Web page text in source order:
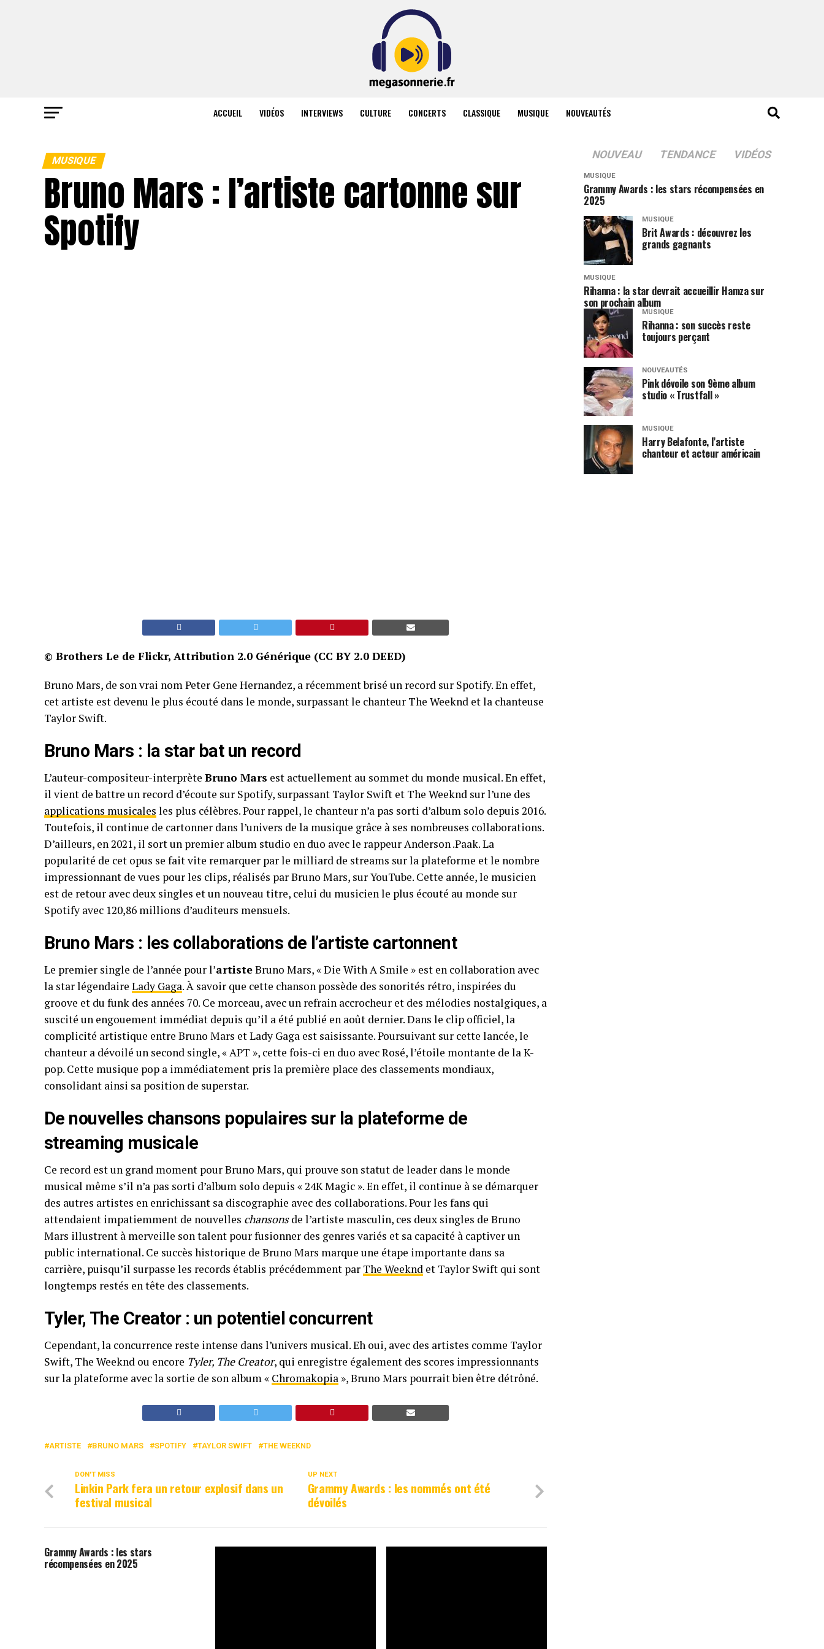
ACCUEIL VIDÉOS INTERVIEWS CULTURE CONCERTS CLASSIQUE MUSIQUE NOUVEAUTÉS
MUSIQUE
Bruno Mars : l’artiste cartonne sur
Spotify
© Brothers Le de Flickr, Attribution 2.0 Générique (CC BY 2.0 DEED)
Bruno Mars, de son vrai nom Peter Gene Hernandez, a récemment brisé un record sur Spotify. En effet,
cet artiste est devenu le plus écouté dans le monde, surpassant le chanteur The Weeknd et la chanteuse
Taylor Swift.
Bruno Mars : la star bat un record
L’auteur-compositeur-interprète Bruno Mars est actuellement au sommet du monde musical. En effet,
il vient de battre un record d’écoute sur Spotify, surpassant Taylor Swift et The Weeknd sur l’une des
applications musicales les plus célèbres. Pour rappel, le chanteur n’a pas sorti d’album solo depuis 2016.
Toutefois, il continue de cartonner dans l’univers de la musique grâce à ses nombreuses collaborations.
D’ailleurs, en 2021, il sort un premier album studio en duo avec le rappeur Anderson .Paak. La
popularité de cet opus se fait vite remarquer par le milliard de streams sur la plateforme et le nombre
impressionnant de vues pour les clips, réalisés par Bruno Mars, sur YouTube. Cette année, le musicien
est de retour avec deux singles et un nouveau titre, celui du musicien le plus écouté au monde sur
Spotify avec 120,86 millions d’auditeurs mensuels.
Bruno Mars : les collaborations de l’artiste cartonnent
Le premier single de l’année pour l’artisteBruno Mars, « Die With A Smile » est en collaboration avec
la star légendaire Lady Gaga. À savoir que cette chanson possède des sonorités rétro, inspirées du
groove et du funk des années 70. Ce morceau, avec un refrain accrocheur et des mélodies nostalgiques, a
suscité un engouement immédiat depuis qu’il a été publié en août dernier. Dans le clip officiel, la
complicité artistique entre Bruno Mars et Lady Gaga est saisissante. Poursuivant sur cette lancée, le
chanteur a dévoilé un second single, «APT », cette fois-ci en duo avec Rosé, l’étoile montante de la K-
pop. Cette musique pop a immédiatement pris la première place des classements mondiaux,
consolidant ainsi sa position de superstar.
De nouvelles chansons populaires sur la plateforme de
streaming musicale
Ce record est un grand moment pour Bruno Mars, qui prouve son statut de leader dans le monde
musical même s’il n’a pas sorti d’album solo depuis «24K Magic ». En effet, il continue à se démarquer
des autres artistes en enrichissant sa discographie avec des collaborations. Pour les fans qui
attendaient impatiemment de nouvelles chansonsde l’artiste masculin, ces deux singles de Bruno
Mars illustrent à merveille son talent pour fusionner des genres variés et sa capacité à captiver un
public international. Ce succès historique de Bruno Mars marque une étape importante dans sa
carrière, puisqu’il surpasse les records établis précédemment par The Weeknd et Taylor Swift qui sont
longtemps restés en tête des classements.
Tyler, The Creator : un potentiel concurrent
Cependant, la concurrence reste intense dans l’univers musical. Eh oui, avec des artistes comme Taylor
Swift, The Weeknd ou encore Tyler, The Creator, qui enregistre également des scores impressionnants
sur la plateforme avec la sortie de son album « Chromakopia », Bruno Mars pourrait bien être détrôné.
ARTISTE BRUNO MARS SPOTIFY TAYLOR SWIFT THE WEEKND
UP NEXT
Grammy Awards : les nommés ont été
dévoilés
DON'T MISS
Linkin Park fera un retour explosif dans un
festival musical
Grammy Awards : les stars
récompensées en 2025
NOUVEAU TENDANCE VIDÉOS
MUSIQUE
Grammy Awards : les stars récompensées en
2025
MUSIQUE
Brit Awards : découvrez les
grands gagnants
MUSIQUE
Rihanna : la star devrait accueillir Hamza sur
son prochain album
MUSIQUE
Rihanna : son succès reste
toujours perçant
NOUVEAUTÉS
Pink dévoile son 9ème album
studio « Trustfall »
MUSIQUE
Harry Belafonte, l’artiste
chanteur et acteur américain